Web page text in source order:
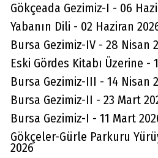
Gökçeada Gezimiz-I - 06
Yabanın Dili - 02 Haziran
Bursa Gezimiz-IV - 28 Nisan
Eski Gördes Kitabı Üzerine -
Bursa Gezimiz-III - 14 Nisan
Bursa Gezimiz-II - 23 Mart
Bursa Gezimiz-I - 11 Mart
Gökçeler-Gürle Parkuru
2026